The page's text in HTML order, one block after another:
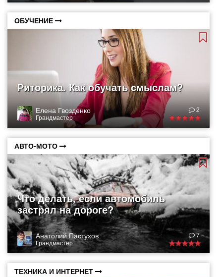
ОБУЧЕНИЕ
Риторика. Как обучать смыслам?
Елена Гвозденко
Грандмастер
2
АВТО-МОТО
Что делать, если автомобиль
застрял на дороге?
Анатолий Пастухов
Грандмастер
7
ТЕХНИКА И ИНТЕРНЕТ